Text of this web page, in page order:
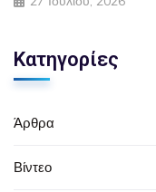
Κατηγορίες
Άρθρα
Βίντεο